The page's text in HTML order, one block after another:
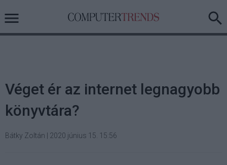
Véget ér az internet legnagyobb
könyvtára?
Bátky Zoltán 2020 június 15. 15:56